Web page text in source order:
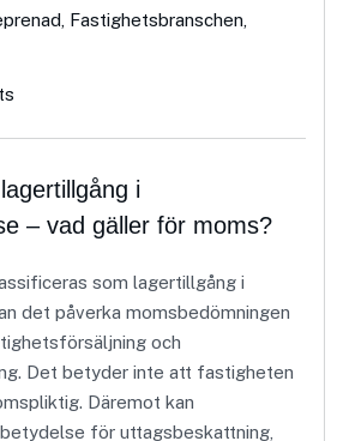
, Fastighetsbranschen,
i
– vad gäller för moms?
som lagertillgång i
det påverka momsbedömningen
och
Det betyder inte att fastigheten
Däremot kan
för uttagsbeskattning,